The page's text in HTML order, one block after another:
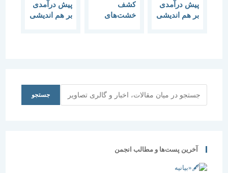
پیش درآمدی
بر هم اندیشی
خشت‌های
پیش درآمدی
بر هم اندیشی
جستجو
آخرین پست‌ها و مطالب انجمن